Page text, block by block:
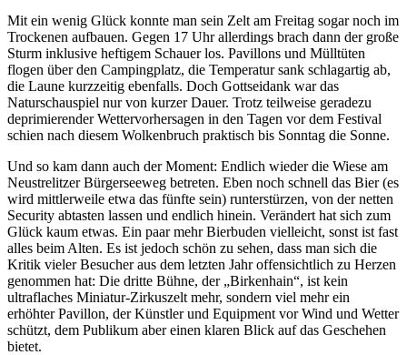
Mit ein wenig Glück konnte man sein Zelt am Freitag sogar noch im
Trockenen aufbauen. Gegen 17 Uhr allerdings brach dann der große
Sturm inklusive heftigem Schauer los. Pavillons und Mülltüten
flogen über den Campingplatz, die Temperatur sank schlagartig ab,
die Laune kurzzeitig ebenfalls. Doch Gottseidank war das
Naturschauspiel nur von kurzer Dauer. Trotz teilweise geradezu
deprimierender Wettervorhersagen in den Tagen vor dem Festival
schien nach diesem Wolkenbruch praktisch bis Sonntag die Sonne.
Und so kam dann auch der Moment: Endlich wieder die Wiese am
Neustrelitzer Bürgerseeweg betreten. Eben noch schnell das Bier (es
wird mittlerweile etwa das fünfte sein) runterstürzen, von der netten
Security abtasten lassen und endlich hinein. Verändert hat sich zum
Glück kaum etwas. Ein paar mehr Bierbuden vielleicht, sonst ist fast
alles beim Alten. Es ist jedoch schön zu sehen, dass man sich die
Kritik vieler Besucher aus dem letzten Jahr offensichtlich zu Herzen
genommen hat: Die dritte Bühne, der „Birkenhain“, ist kein
ultraflaches Miniatur-Zirkuszelt mehr, sondern viel mehr ein
erhöhter Pavillon, der Künstler und Equipment vor Wind und Wetter
schützt, dem Publikum aber einen klaren Blick auf das Geschehen
bietet.